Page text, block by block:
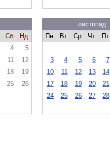
Сб
Нд
4
5
11
12
18
19
25
26
листопад
Пн
Вт Ср Чт Пт
3
4 5 6 7
10
11 12 13 14
17
18 19 20 21
24
25 26 27 28